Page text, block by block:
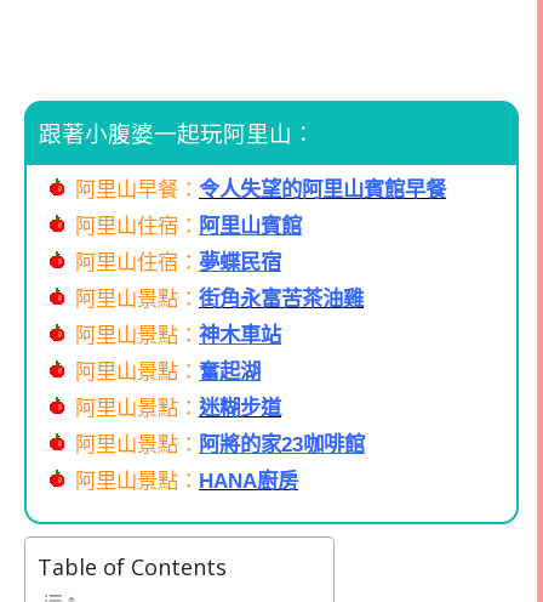
跟著小腹婆一起玩阿里山：
阿里山早餐： 令人失望的阿里山賓館早餐
阿里山住宿： 阿里山賓館
阿里山住宿： 夢蝶民宿
阿里山景點： 街角永富苦茶油雞
阿里山景點： 神木車站
阿里山景點： 奮起湖
阿里山景點： 迷糊步道
阿里山景點： 阿將的家23咖啡館
阿里山景點： HANA廚房
Table of Contents